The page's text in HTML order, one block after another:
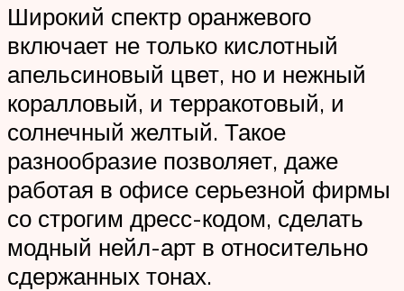
Широкий спектр оранжевого
включает не только кислотный
апельсиновый цвет, но и нежный
коралловый, и терракотовый, и
солнечный желтый. Такое
разнообразие позволяет, даже
работая в офисе серьезной фирмы
со строгим дресс-кодом, сделать
модный нейл-арт в относительно
сдержанных тонах.